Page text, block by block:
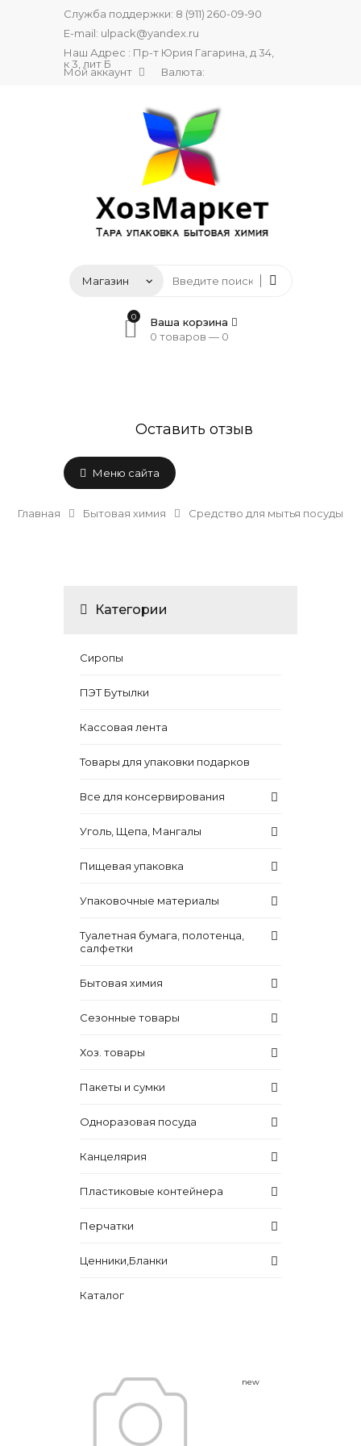
Служба поддержки: 8 (911) 260-09-90
E-mail: ulpack@yandex.ru
Наш Адрес : Пр-т Юрия Гагарина, д 34,
к 3, лит Б
Мой аккаунт Валюта:
0
Ваша корзина
0 товаров — 0
Оставить отзыв
Меню сайта
Главная Бытовая химия Средство для мытья посуды
Категории
Сиропы
ПЭТ Бутылки
Кассовая лента
Товары для упаковки подарков
Все для консервирования
Уголь, Щепа, Мангалы
Пищевая упаковка
Упаковочные материалы
Туалетная бумага, полотенца,
салфетки
Бытовая химия
Сезонные товары
Хоз. товары
Пакеты и сумки
Одноразовая посуда
Канцелярия
Пластиковые контейнера
Перчатки
Ценники,Бланки
Каталог
new